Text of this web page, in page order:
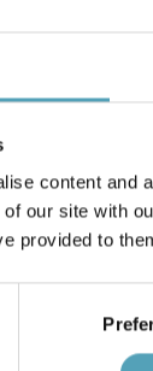
content and
our site with
provided to